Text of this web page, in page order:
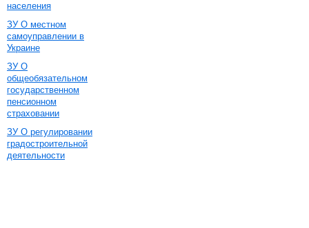
населения
ЗУ О местном
самоуправлении в
Украине
ЗУ О
общеобязательном
государственном
пенсионном
страховании
ЗУ О регулировании
градостроительной
деятельности